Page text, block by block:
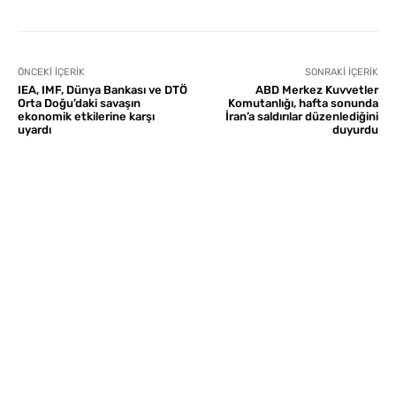
ÖNCEKI İÇERIK
IEA, IMF, Dünya Bankası ve DTÖ
Orta Doğu’daki savaşın
ekonomik etkilerine karşı
uyardı
SONRAKI İÇERIK
ABD Merkez Kuvvetler
Komutanlığı, hafta sonunda
İran’a saldırılar düzenlediğini
duyurdu